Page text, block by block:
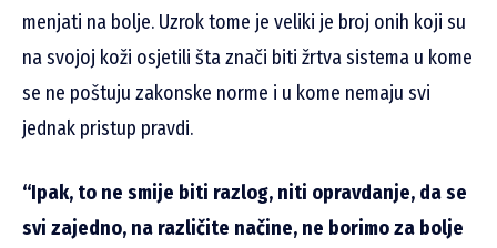
menjati na bolje. Uzrok tome je veliki je broj onih koji su
na svojoj koži osjetili šta znači biti žrtva sistema u kome
se ne poštuju zakonske norme i u kome nemaju svi
jednak pristup pravdi.
“Ipak, to ne smije biti razlog, niti opravdanje, da se
svi zajedno, na različite načine, ne borimo za bolje